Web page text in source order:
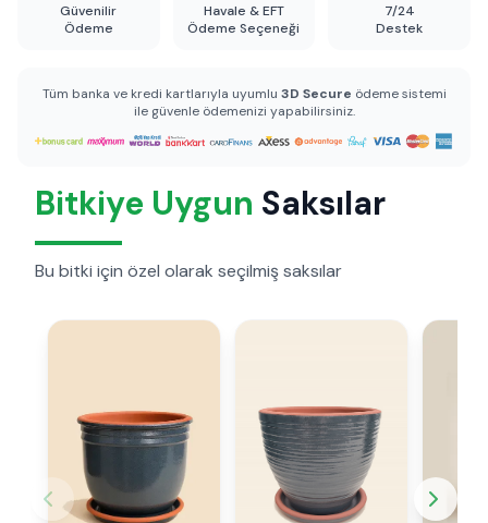
Güvenilir
Ödeme
Havale & EFT
Ödeme Seçeneği
7/24
Destek
Tüm banka ve kredi kartlarıyla uyumlu 3D Secure ödeme sistemi
ile güvenle ödemenizi yapabilirsiniz.
Bitkiye Uygun Saksılar
Bu bitki için özel olarak seçilmiş saksılar